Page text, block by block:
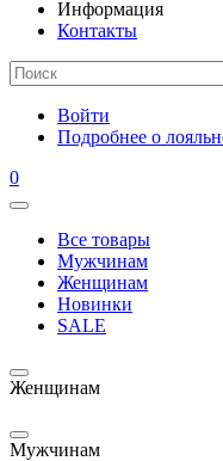
Информация
Контакты
Войти
Подробнее о
0
Все товары
Мужчинам
Женщинам
Новинки
SALE
Женщинам
Мужчинам